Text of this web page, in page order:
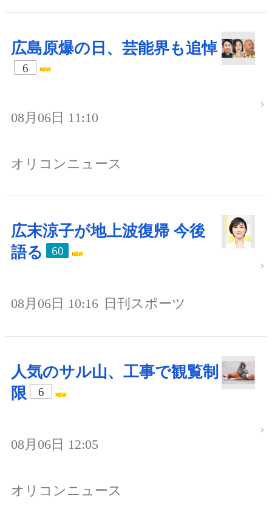
広島原爆の日、芸能界も追悼
6
08月06日 11:10
オリコンニュース
広末涼子が地上波復帰 今後
語る
60
08月06日 10:16 日刊スポーツ
人気のサル山、工事で観覧制
限
6
08月06日 12:05
オリコンニュース